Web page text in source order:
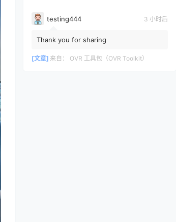
testing444 3 小时后
Thank you for sharing
[文章] 来自： OVR 工具包（OVR Toolkit）